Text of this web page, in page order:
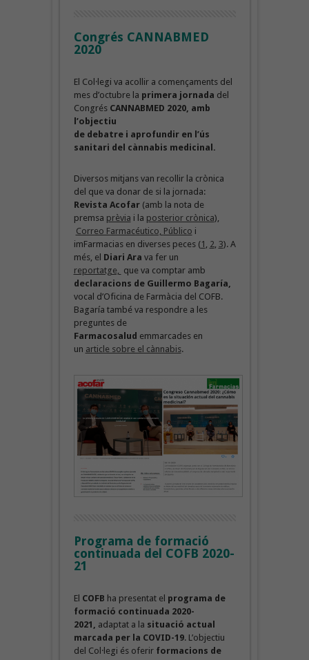
Congrés CANNABMED
2020
El Col·legi va acollir a començaments del
mes d’octubre la primera jornada del
Congrés CANNABMED 2020, amb
l’objectiu
de debatre i aprofundir en l’ús
sanitari del cànnabis medicinal.
Diversos mitjans van recollir la crònica
del que va donar de si la jornada:
Revista Acofar(amb la nota de
premsa prèvia i la posterior crònica),
Correo Farmacéutico, Público i
imFarmacias en diverses peces (1 2 3). A
més, el Diari Ara va fer un
reportatge,
que va comptar amb
declaracions de Guillermo Bagaría,
vocal d’Oficina de Farmàcia del COFB.
Bagaría també va respondre a les
preguntes de
Farmacosalud emmarcades en
un article sobre el cànnabis.
Programa de formació
continuada del COFB 2020-
21
El COFB ha presentat el programa de
formació continuada 2020-
2021, adaptat a la situació actual
marcada per la COVID-19. L’objectiu
del Col·legi és oferir formacions de